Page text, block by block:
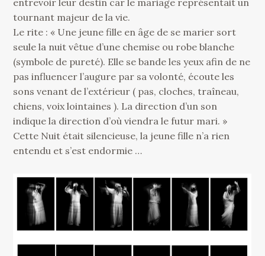
entrevoir leur destin car le mariage représentait un
tournant majeur de la vie.
Le rite : « Une jeune fille en âge de se marier sort
seule la nuit vêtue d’une chemise ou robe blanche
(symbole de pureté). Elle se bande les yeux afin de ne
pas influencer l’augure par sa volonté, écoute les
sons venant de l’extérieur ( pas, cloches, traîneau,
chiens, voix lointaines ). La direction d’un son
indique la direction d’où viendra le futur mari. »
Cette Nuit était silencieuse, la jeune fille n’a rien
entendu et s’est endormie …